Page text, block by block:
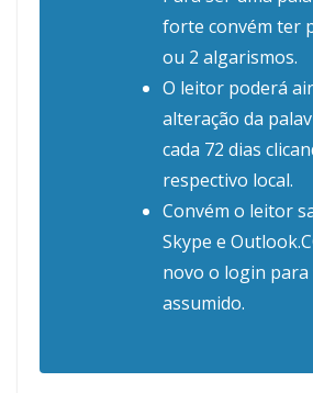
forte convém ter
ou 2 algarismos.
O leitor poderá
alteração da
cada 72 dias
respectivo local.
Convém o leitor
Skype e
novo o login para
assumido.